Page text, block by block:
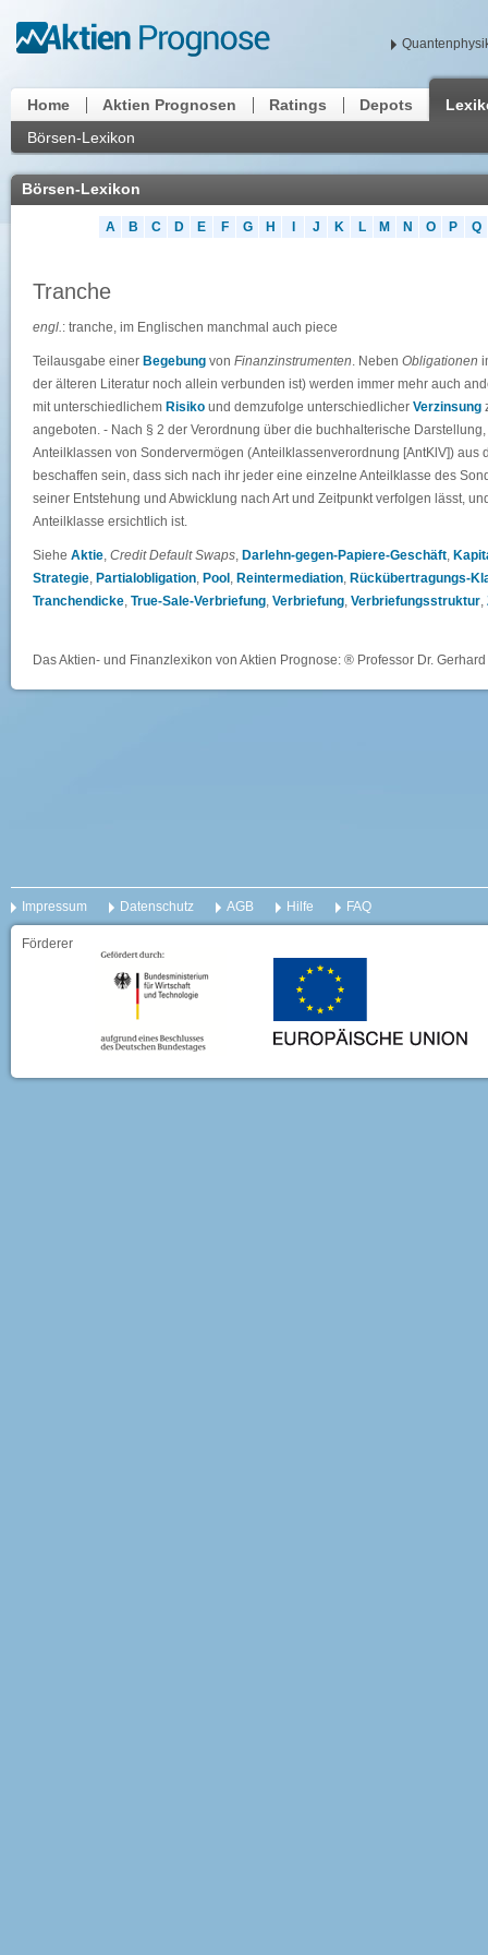
Home Aktien Prognosen Ratings Depots
Börsen-Lexikon
Börsen-Lexikon
A B C D E F G H J K L M N O P Q
Tranche
engl.: tranche, im Englischen manchmal auch piece
Teilausgabe einer Begebung von Finanzinstrumenten. Neben Obligationen
der älteren Literatur noch allein verbunden ist) werden immer mehr auch
mit unterschiedlichem Risiko und demzufolge unterschiedlicher Verzinsung
angeboten. - Nach § 2 der Verordnung über die buchhalterische
Anteilklassen von Sondervermögen (Anteilklassenverordnung [AntKlV]) aus
beschaffen sein, dass sich nach ihr jeder eine einzelne Anteilklasse des
seiner Entstehung und Abwicklung nach Art und Zeitpunkt verfolgen lässt,
Anteilklasse ersichtlich ist.
Siehe Aktie, Credit Default Swaps, Darlehn-gegen-Papiere-Geschäft,
Strategie, Partialobligation, Pool , Reintermediation, Rückübertragungs-
Tranchendicke, True-Sale-Verbriefung, Verbriefung, Verbriefungsstruktur,
Das Aktien- und Finanzlexikon von Aktien Prognose: ® Professor Dr.
Impressum Datenschutz AGB Hilfe FAQ
Förderer